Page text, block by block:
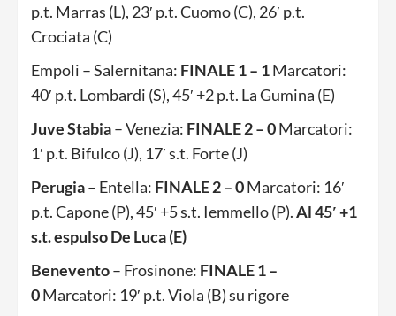
p.t. Marras (L), 23′ p.t. Cuomo (C), 26′ p.t.
Crociata (C)
Empoli – Salernitana: FINALE 1 – 1Marcatori:
40′ p.t. Lombardi (S), 45′ +2 p.t. La Gumina (E)
Juve Stabia– Venezia: FINALE 2 – 0Marcatori:
1′ p.t. Bifulco (J), 17′ s.t. Forte (J)
Perugia– Entella: FINALE 2 – 0Marcatori: 16′
p.t. Capone (P), 45′ +5 s.t. Iemmello (P).Al 45′ +1
s.t. espulso De Luca (E)
Benevento– Frosinone: FINALE 1 –
0Marcatori: 19′ p.t. Viola (B) su rigore